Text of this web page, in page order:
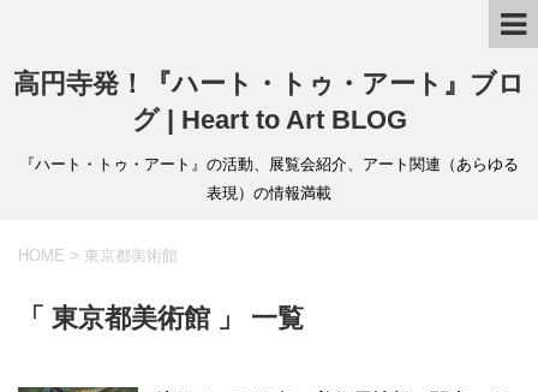
高円寺発！『ハート・トゥ・アート』ブロ
グ | Heart to Art BLOG
『ハート・トゥ・アート』の活動、展覧会紹介、アート関連（あらゆる
表現）の情報満載
HOME > 東京都美術館
「 東京都美術館 」 一覧